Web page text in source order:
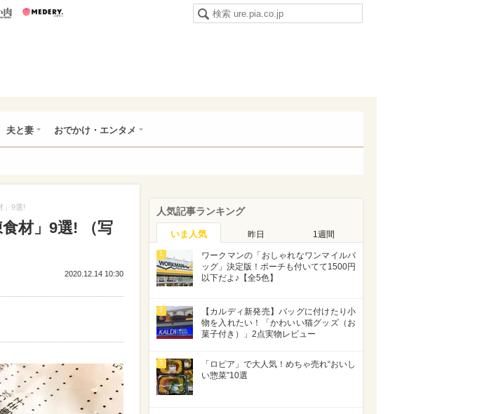
ン うまい肉
夫と妻 おでかけ・エンタメ
」9選!
材」9選! （写
2020.12.14 10:30
人気記事ランキング
いま人気 昨日 1週間
1
ワークマンの「おしゃれなワンマイルバ
ッグ」決定版！ポーチも付いてて1500円
以下だよ♪【全5色】
2
【カルディ新発売】バッグに付けたり小
物を入れたい！「かわいい猫グッズ（お
菓子付き）」2点実物レビュー
3
「ロピア」で大人気！めちゃ売れ“おいし
い惣菜”10選